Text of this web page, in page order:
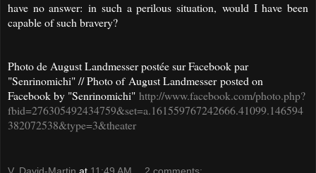
have no answer: in such a perilous situation, would I have been
capable of such bravery?
Photo de August Landmesser postée sur Facebook par
"Senrinomichi" // Photo ofAugust Landmesser posted on
Facebook by "Senrinomichi" http://www.facebook.com/photo.php?
fbid=276305492434759&set=a.161559767242666.41099.146594
382072538&type=3&theater